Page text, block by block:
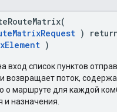
)
)
вход список пунктов
возвращает поток,
маршруте для каждой
и назначения.